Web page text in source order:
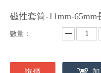
磁性套筒-11mm-65mm
數量：